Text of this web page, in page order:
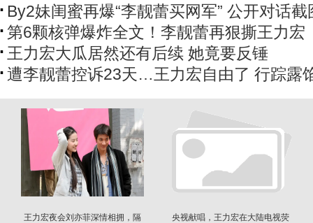
By2妹闺蜜再爆“李靓蕾买网军” 公开对话截
第6颗核弹爆炸全文！李靓蕾再狠撕王力宏
王力宏大瓜​居然​还有后续 她竟要反锤
遭李靓蕾控诉23天…王力宏自由了 行踪露
王力宏夜会刘亦菲深情相拥，隔
央视献唱，王力宏在大陆电视荧